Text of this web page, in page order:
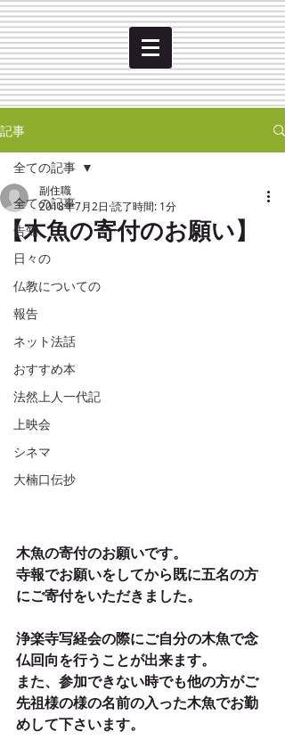
記事
全ての記事
告知
日々の
仏教についての
報告
ネット法話
おすすめ本
法然上人一代記
上映会
シネマ
大楠口伝抄
全ての記事
【木魚の寄付のお願い】
副住職
2018年7月2日 読了時間: 1分
木魚の寄付のお願いです。
寺報でお願いをしてから既に五名の方
にご寄付をいただきました。
浄楽寺写経会の際にご自分の木魚で念
仏回向を行うことが出来ます。
また、参加できない時でも他の方がご
先祖様の様の名前の入った木魚でお勤
めして下さいます。